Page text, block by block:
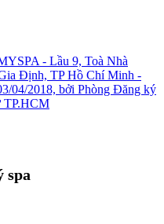
- Lầu 9, Toà Nhà
Định, TP Hồ Chí Minh -
04/2018, bởi Phòng Đăng ký
TP.HCM
spa